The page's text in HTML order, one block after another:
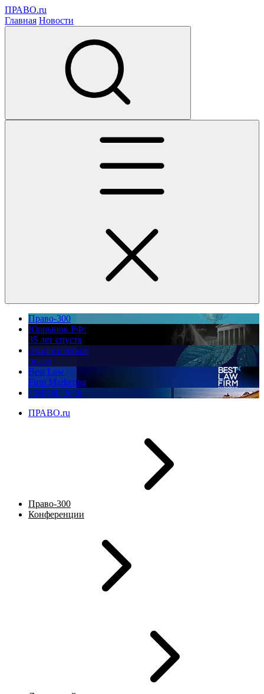
ПРАВО.ru
Главная Новости
Право-300
Юррынок РФ:
35 лет спустя
Экологическое
право
Best Law
Firm Marketing
ПМЮФ 2026
ПРАВО.ru
Право-300
Конференции